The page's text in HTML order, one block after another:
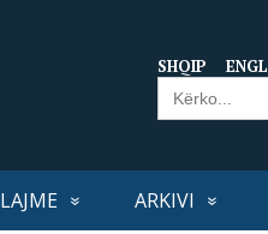
SHQIP
Search
for:
LAJME ARKIVI